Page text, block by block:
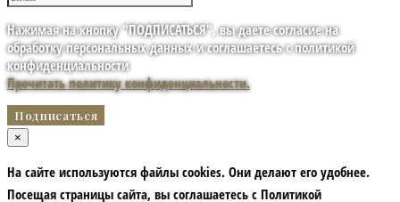
Нажимая на кнопку "ПОДПИСАТЬСЯ", вы даете согласие на
обработку персональных данных и соглашаетесь с политикой
конфиденциальности
Прочитать политику конфиденциальности.
×
На сайте используются файлы cookies. Они делают его удобнее.
Посещая страницы сайта, вы соглашаетесь с Политикой